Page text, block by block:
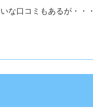
な口コミもあるが・・・